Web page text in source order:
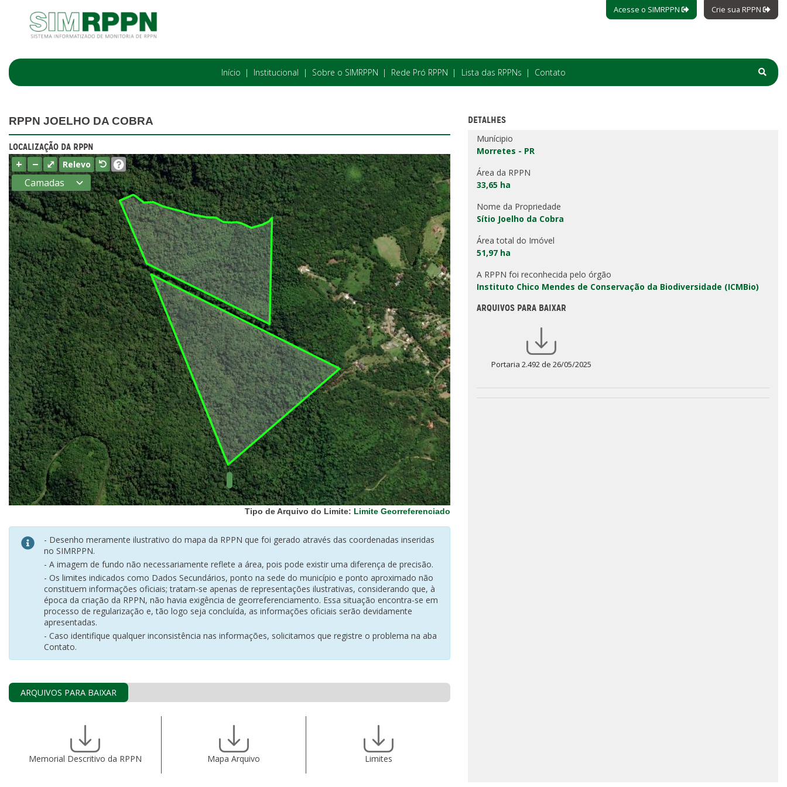
Acesse o SIMRPPN Crie sua RPPN
Início Institucional Sobre o SIMRPPN Rede Pró RPPN Lista das RPPNs Contato
RPPN JOELHO DA COBRA
LOCALIZAÇÃO DA RPPN
+ − ⤢ Relevo
Camadas
Estados
Municípios
Terras
indígenas
(FUNAI)
UC Federal
UC Estaduais
UC
Municipais
Hidrografia
1:1.000.000
(ANA)
Biomas
(IBGE)
Vegetação
(IBGE)
Rodovias
(IBGE)
Relevo
(IBGE)
Tipo de Arquivo do Limite: Limite Georreferenciado
- Desenho meramente ilustrativo do mapa da RPPN que foi gerado através das coordenadas inseridas
no SIMRPPN.
- A imagem de fundo não necessariamente reflete a área, pois pode existir uma diferença de precisão.
- Os limites indicados como Dados Secundários, ponto na sede do município e ponto aproximado não
constituem informações oficiais; tratam-se apenas de representações ilustrativas, considerando que, à
época da criação da RPPN, não havia exigência de georreferenciamento. Essa situação encontra-se em
processo de regularização e, tão logo seja concluída, as informações oficiais serão devidamente
apresentadas.
- Caso identifique qualquer inconsistência nas informações, solicitamos que registre o problema na aba
Contato.
ARQUIVOS PARA BAIXAR
Memorial Descritivo da RPPN Mapa Arquivo Limites
DETALHES
Munícipio
Morretes - PR
Área da RPPN
33,65 ha
Nome da Propriedade
Sítio Joelho da Cobra
Área total do Imóvel
51,97 ha
A RPPN foi reconhecida pelo órgão
Instituto Chico Mendes de Conservação da Biodiversidade (ICMBio)
ARQUIVOS PARA BAIXAR
Portaria 2.492 de 26/05/2025